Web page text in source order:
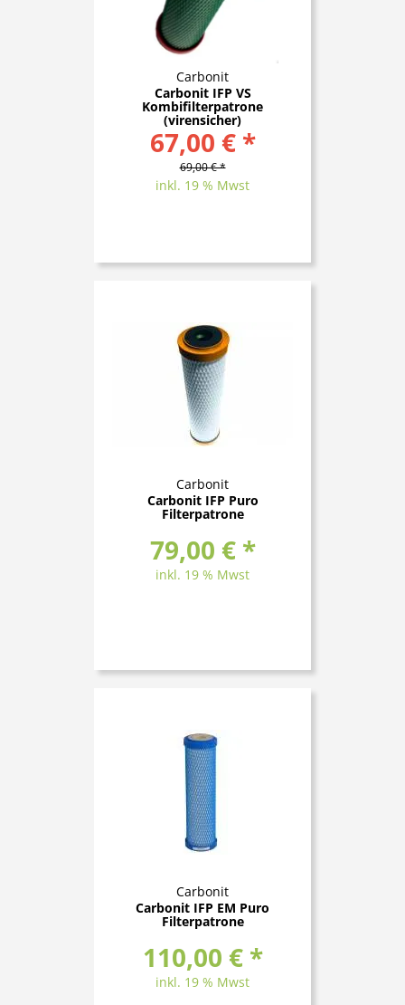
Carbonit
Carbonit IFP VS
Kombifilterpatrone
(virensicher)
67,00 € *
69,00 € *
inkl. 19 % Mwst
Carbonit
Carbonit IFP Puro
Filterpatrone
79,00 € *
inkl. 19 % Mwst
Carbonit
Carbonit IFP EM Puro
Filterpatrone
110,00 € *
inkl. 19 % Mwst